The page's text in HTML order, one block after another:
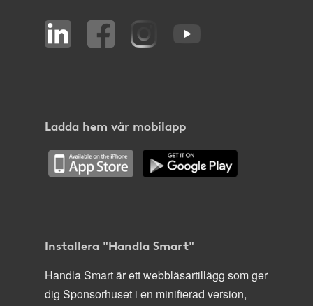
Ladda hem vår mobilapp
Installera "Handla Smart"
Handla Smart är ett webbläsartillägg som ger
dig Sponsorhuset i en minifierad version,